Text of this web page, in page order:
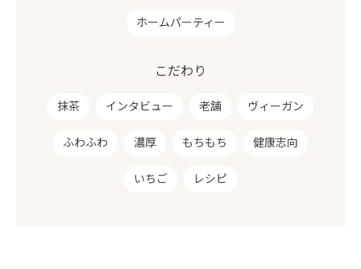
ホームパーティー
こだわり
抹茶 インタビュー 老舗 ヴィーガン
ふわふわ 濃厚 もちもち 健康志向
いちご レシピ